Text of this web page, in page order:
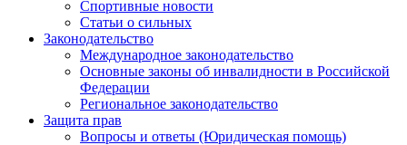
Спортивные новости
Статьи о сильных
Законодательство
Международное законодательство
Основные законы об инвалидности в Российской
Федерации
Региональное законодательство
Защита прав
Вопросы и ответы (Юридическая помощь)